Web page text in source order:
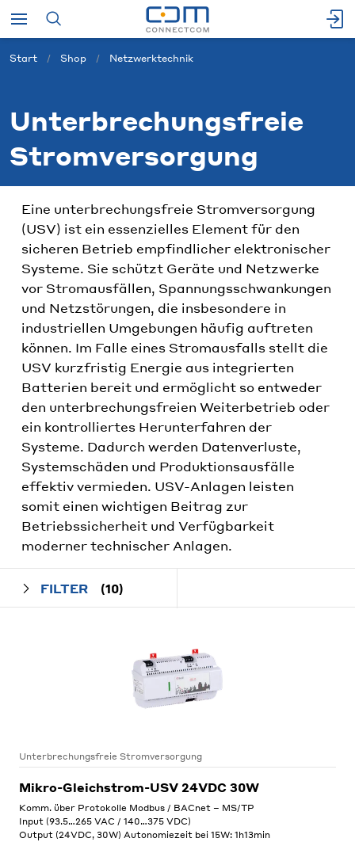
Start Shop Netzwerktechnik
Unterbrechungsfreie
Stromversorgung
Eine unterbrechungsfreie Stromversorgung
(USV) ist ein essenzielles Element für den
sicheren Betrieb empfindlicher elektronischer
Systeme. Sie schützt Geräte und Netzwerke
vor Stromausfällen, Spannungsschwankungen
und Netzstörungen, die insbesondere in
industriellen Umgebungen häufig auftreten
können. Im Falle eines Stromausfalls stellt die
USV kurzfristig Energie aus integrierten
Batterien bereit und ermöglicht so entweder
den unterbrechungsfreien Weiterbetrieb oder
ein kontrolliertes Herunterfahren der
Systeme. Dadurch werden Datenverluste,
Systemschäden und Produktionsausfälle
effektiv vermieden. USV-Anlagen leisten
somit einen wichtigen Beitrag zur
Betriebssicherheit und Verfügbarkeit
moderner technischer Anlagen.
FILTER (10)
Unterbrechungsfreie Stromversorgung
Mikro-Gleichstrom-USV 24VDC 30W
Komm. über Protokolle Modbus / BACnet – MS/TP
Input (93.5…265 VAC / 140…375 VDC)
Output (24VDC, 30W) Autonomiezeit bei 15W: 1h13min